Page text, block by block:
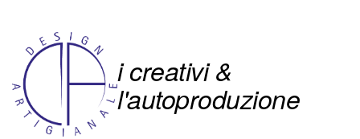
i creativi &
l'autoproduzione